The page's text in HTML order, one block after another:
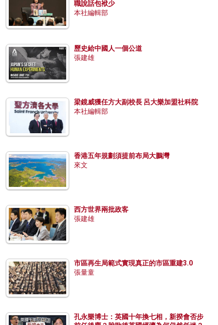
職說話包袱少
本社編輯部
歷史給中國人一個公道
張建雄
梁鏡威獲任方大副校長 呂大樂加盟社科院
本社編輯部
香港五年規劃須提前布局大鵬灣
來文
西方世界兩批政客
張建雄
市區再生局範式實現真正的市區重建3.0
張量童
孔永樂博士：英國十年換七相，新揆會否步